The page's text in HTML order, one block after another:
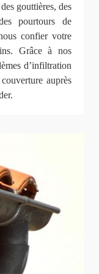
gouttières, des
pourtours de
confier votre
Grâce à nos
d’infiltration
auprès